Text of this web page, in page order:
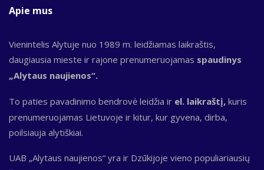
Apie mus
Vienintelis Alytuje nuo 1989 m. leidžiamas laikraštis,
daugiausia mieste ir rajone prenumeruojamas spaudinys
„Alytaus naujienos“.
To paties pavadinimo bendrovė leidžia ir el. laikraštį, kuris
prenumeruojamas Lietuvoje ir kitur, kur gyvena, dirba,
poilsiauja alytiškiai.
UAB „Alytaus naujienos“ yra ir Dzūkijoje vieno populiariausių